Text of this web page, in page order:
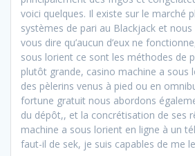
voici quelques. Il existe sur le marché
systèmes de pari au Blackjack et
vous dire qu’aucun d’eux ne
sous lorient ce sont les méthodes de
plutôt grande, casino machine a sous
des pèlerins venus à pied ou en
fortune gratuit nous abordons
du dépôt,, et la concrétisation de ses
machine a sous lorient en ligne à un
faut-il de sek, je suis capables de me